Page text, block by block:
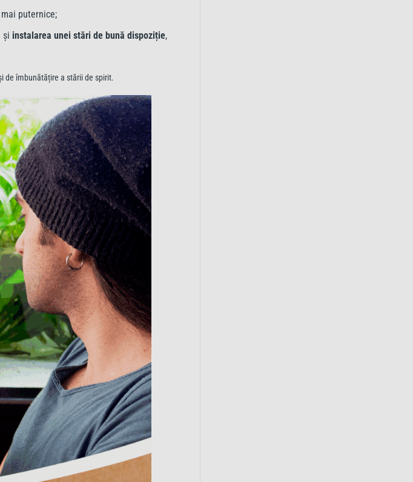
puternice;
și instalarea unei stări de bună dispoziție,
de îmbunătățire a stării de spirit.